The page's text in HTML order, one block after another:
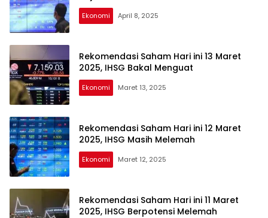
Ekonomi April 8, 2025
Rekomendasi Saham Hari ini 13 Maret
2025, IHSG Bakal Menguat
Ekonomi Maret 13, 2025
Rekomendasi Saham Hari ini 12 Maret
2025, IHSG Masih Melemah
Ekonomi Maret 12, 2025
Rekomendasi Saham Hari ini 11 Maret
2025, IHSG Berpotensi Melemah